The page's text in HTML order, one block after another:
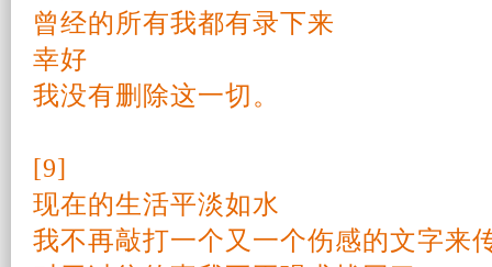
曾经的所有我都有录下来
幸好
我没有删除这一切。
[9]
现在的生活平淡如水
我不再敲打一个又一个伤感的文字来